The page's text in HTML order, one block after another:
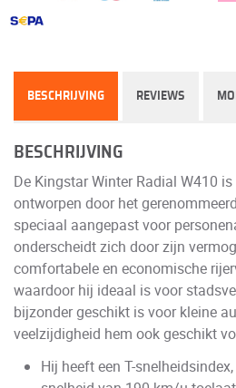
BESCHRIJVING REVIEWS
BESCHRIJVING
De Kingstar Winter Radial W410
ontworpen door het
speciaal aangepast voor
onderscheidt zich door zijn
comfortabele en economische
waardoor hij ideaal is voor
bijzonder geschikt is voor kleine
veelzijdigheid hem ook geschikt
Hij heeft een T-